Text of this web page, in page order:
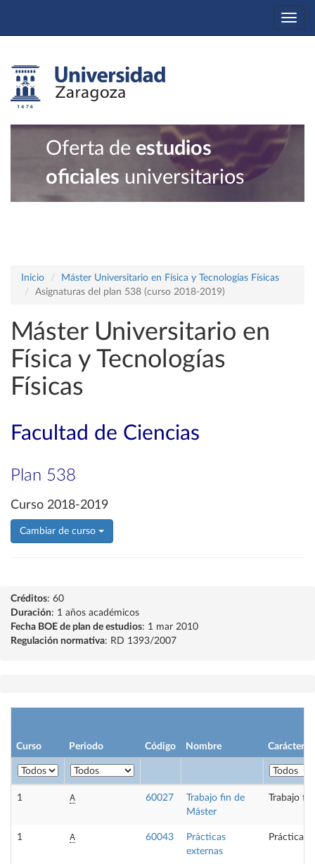
Oferta de estudios
oficiales universitarios
Inicio
Máster Universitario en Física y Tecnologías Físicas
Asignaturas del plan 538 (curso 2018-2019)
Máster Universitario en
Física y Tecnologías
Físicas
Facultad de Ciencias
Plan 538
Curso 2018-2019
Cambiar de curso
Créditos: 60
Duración: 1 años académicos
Fecha BOE de plan de estudios: 1 mar 2010
Regulación normativa: RD 1393/2007
Curso Periodo Código Nombre Carácter
1 A 60027
Trabajo fin de
Máster
Trabajo
1 A 60043
Prácticas
externas
Prácticas